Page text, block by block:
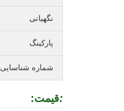
نگهبانی
پارکینگ
شماره شناسایی
:قیمت: